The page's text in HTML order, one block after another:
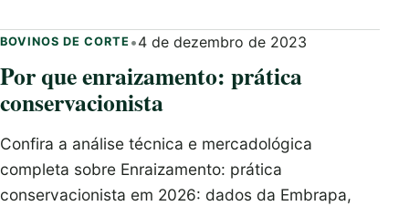
BOVINOS DE CORTE •4 de dezembro de 2023
Por que enraizamento: prática
conservacionista
Confira a análise técnica e mercadológica
completa sobre Enraizamento: prática
conservacionista em 2026: dados da Embrapa,